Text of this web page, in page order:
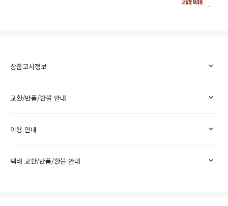
상품고시정보
교환/반품/환불 안내
이용 안내
택배 교환/반품/환불 안내